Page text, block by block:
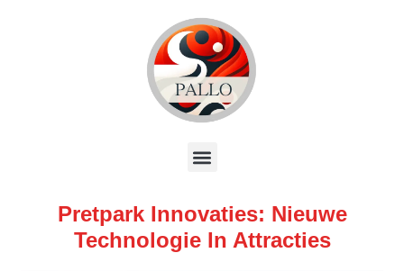
Pretpark Innovaties: Nieuwe
Technologie In Attracties